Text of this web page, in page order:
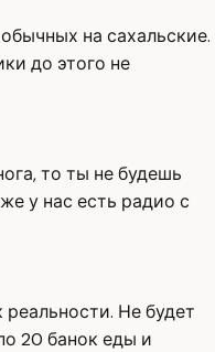
на сахальские.
до этого не
то ты не будешь
у нас есть радио с
Не будет
20 банок еды и